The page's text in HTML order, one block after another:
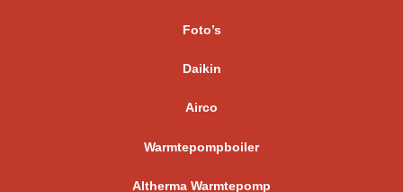
Foto’s
Daikin
Airco
Warmtepompboiler
Altherma Warmtepomp